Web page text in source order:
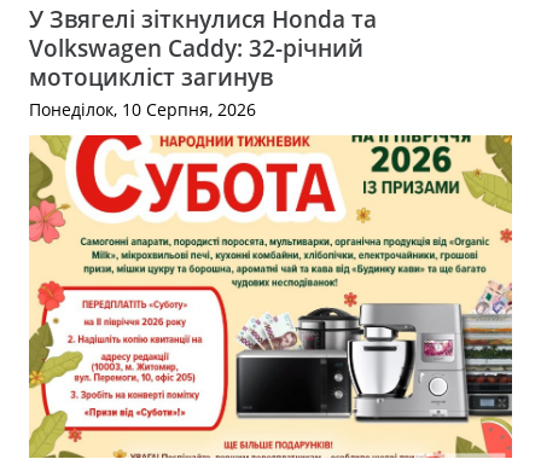
У Звягелі зіткнулися Honda та
Volkswagen Caddy: 32-річний
мотоцикліст загинув
Понеділок, 10 Серпня, 2026